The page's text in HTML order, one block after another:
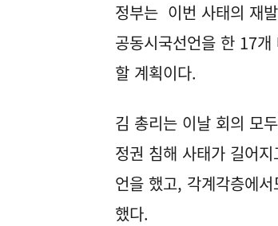
정부는 이번 사태의 재
공동시국선언을 한 17
할 계획이다.
김 총리는 이날 회의 모
정권 침해 사태가 길어
언을 했고, 각계각층에
했다.